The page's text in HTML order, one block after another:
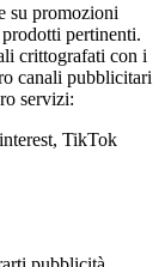
su promozioni
pertinenti.
crittografati con i
canali pubblicitari
servizi:
TikTok